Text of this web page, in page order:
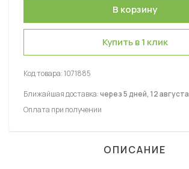
Купить в 1 клик
Код товара:1071885
Ближайшая доставка:через 5 дней, 12 августа
Оплата при получении
ОПИСАНИЕ